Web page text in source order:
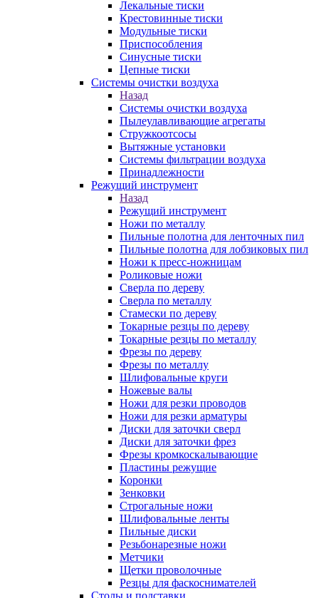
Лекальные тиски
Крестовинные тиски
Модульные тиски
Приспособления
Синусные тиски
Цепные тиски
Системы очистки воздуха
Назад
Системы очистки воздуха
Пылеулавливающие агрегаты
Стружкоотсосы
Вытяжные установки
Системы фильтрации воздуха
Принадлежности
Режущий инструмент
Назад
Режущий инструмент
Ножи по металлу
Пильные полотна для ленточных пил
Пильные полотна для лобзиковых пил
Ножи к пресс-ножницам
Роликовые ножи
Сверла по дереву
Сверла по металлу
Стамески по дереву
Токарные резцы по дереву
Токарные резцы по металлу
Фрезы по дереву
Фрезы по металлу
Шлифовальные круги
Ножевые валы
Ножи для резки проводов
Ножи для резки арматуры
Диски для заточки сверл
Диски для заточки фрез
Фрезы кромкоскалывающие
Пластины режущие
Коронки
Зенковки
Строгальные ножи
Шлифовальные ленты
Пильные диски
Резьбонарезные ножи
Метчики
Щетки проволочные
Резцы для фаскоснимателей
Столы и подставки